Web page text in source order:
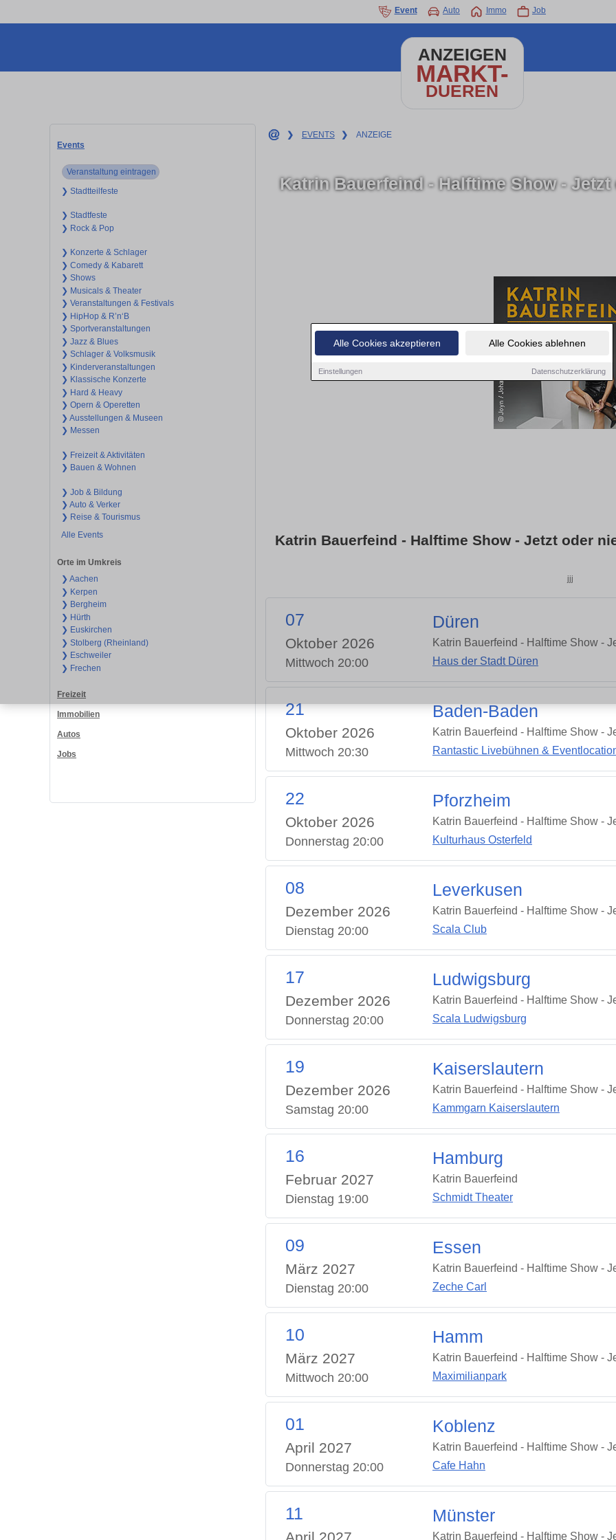
Alle Cookies akzeptieren Alle Cookies ablehnen
Einstellungen Datenschutzerklärung
Event Auto Immo Job
ANZEIGEN
MARKT-
DUEREN
Events
Veranstaltung eintragen
❯ Stadtteilfeste
❯ Stadtfeste
❯ Rock & Pop
❯ Konzerte & Schlager
❯ Comedy & Kabarett
❯ Shows
❯ Musicals & Theater
❯ Veranstaltungen & Festivals
❯ HipHop & R’n‘B
❯ Sportveranstaltungen
❯ Jazz & Blues
❯ Schlager & Volksmusik
❯ Kinderveranstaltungen
❯ Klassische Konzerte
❯ Hard & Heavy
❯ Opern & Operetten
❯ Ausstellungen & Museen
❯ Messen
❯ Freizeit & Aktivitäten
❯ Bauen & Wohnen
❯ Job & Bildung
❯ Auto & Verker
❯ Reise & Tourismus
Alle Events
Orte im Umkreis
❯ Aachen
❯ Kerpen
❯ Bergheim
❯ Hürth
❯ Euskirchen
❯ Stolberg (Rheinland)
❯ Eschweiler
❯ Frechen
Freizeit
Immobilien
Autos
Jobs
❯ EVENTS ❯ ANZEIGE
Katrin Bauerfeind - Halftime Show - Jetzt
Katrin Bauerfeind - Halftime Show - Jetzt oder
jjj
07
Oktober 2026
Mittwoch 20:00
Düren
Katrin Bauerfeind - Halftime Show -
Haus der Stadt Düren
21
Oktober 2026
Mittwoch 20:30
Baden-Baden
Katrin Bauerfeind - Halftime Show -
Rantastic Livebühnen &
22
Oktober 2026
Donnerstag 20:00
Pforzheim
Katrin Bauerfeind - Halftime Show -
Kulturhaus Osterfeld
08
Dezember 2026
Dienstag 20:00
Leverkusen
Katrin Bauerfeind - Halftime Show -
Scala Club
17
Dezember 2026
Donnerstag 20:00
Ludwigsburg
Katrin Bauerfeind - Halftime Show -
Scala Ludwigsburg
19
Dezember 2026
Samstag 20:00
Kaiserslautern
Katrin Bauerfeind - Halftime Show -
Kammgarn Kaiserslautern
16
Februar 2027
Dienstag 19:00
Hamburg
Katrin Bauerfeind
Schmidt Theater
09
März 2027
Dienstag 20:00
Essen
Katrin Bauerfeind - Halftime Show -
Zeche Carl
10
März 2027
Mittwoch 20:00
Hamm
Katrin Bauerfeind - Halftime Show -
Maximilianpark
01
April 2027
Donnerstag 20:00
Koblenz
Katrin Bauerfeind - Halftime Show -
Cafe Hahn
11
April 2027
Münster
Katrin Bauerfeind - Halftime Show -